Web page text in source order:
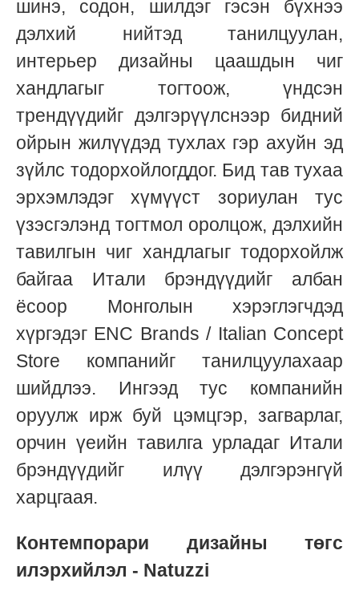
шинэ, содон, шилдэг гэсэн бүхнээ
дэлхий нийтэд танилцуулан,
интерьер дизайны цаашдын чиг
хандлагыг тогтоож, үндсэн
трендүүдийг дэлгэрүүлснээр бидний
ойрын жилүүдэд тухлах гэр ахуйн эд
зүйлс тодорхойлогддог. Бид тав тухаа
эрхэмлэдэг хүмүүст зориулан тус
үзэсгэлэнд тогтмол оролцож, дэлхийн
тавилгын чиг хандлагыг тодорхойлж
байгаа Итали брэндүүдийг албан
ёсоор Монголын хэрэглэгчдэд
хүргэдэг ENC Brands / Italian Concept
Store компанийг танилцуулахаар
шийдлээ. Ингээд тус компанийн
оруулж ирж буй цэмцгэр, загварлаг,
орчин үеийн тавилга урладаг Итали
брэндүүдийг илүү дэлгэрэнгүй
харцгаая.
Контемпорари дизайны төгс
илэрхийлэл - Natuzzi